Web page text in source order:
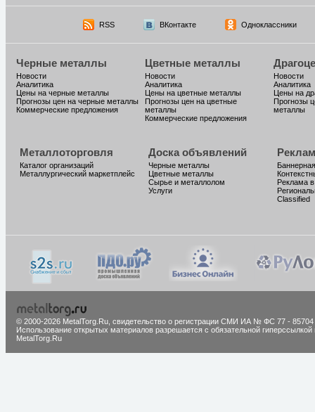
RSS ВКонтакте Одноклассники
Черные металлы
Новости
Аналитика
Цены на черные металлы
Прогнозы цен на черные металлы
Коммерческие предложения
Цветные металлы
Новости
Аналитика
Цены на цветные металлы
Прогнозы цен на цветные
металлы
Коммерческие предложения
Новости
Аналитика
Цены на
Прогнозы
металлы
Металлоторговля
Каталог организаций
Металлургический маркетплейс
Доска объявлений
Черные металлы
Цветные металлы
Сырье и металлолом
Услуги
Реклама
Classified
© 2000-2026 MetalTorg.Ru, cвидетельство о регистрации СМИ ИА № ФС 77 - 85704
Использование открытых материалов разрешается с обязательной гиперссылкой
MetalTorg.Ru